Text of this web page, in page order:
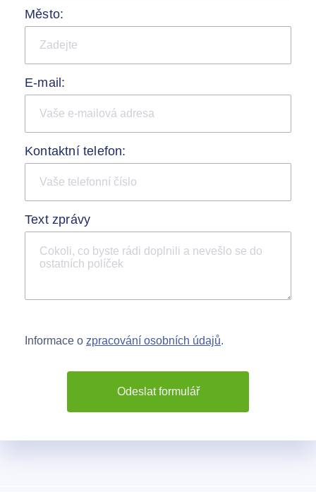
Město:
E-mail:
Kontaktní telefon:
Text zprávy
Informace o zpracování osobních údajů.
Odeslat formulář